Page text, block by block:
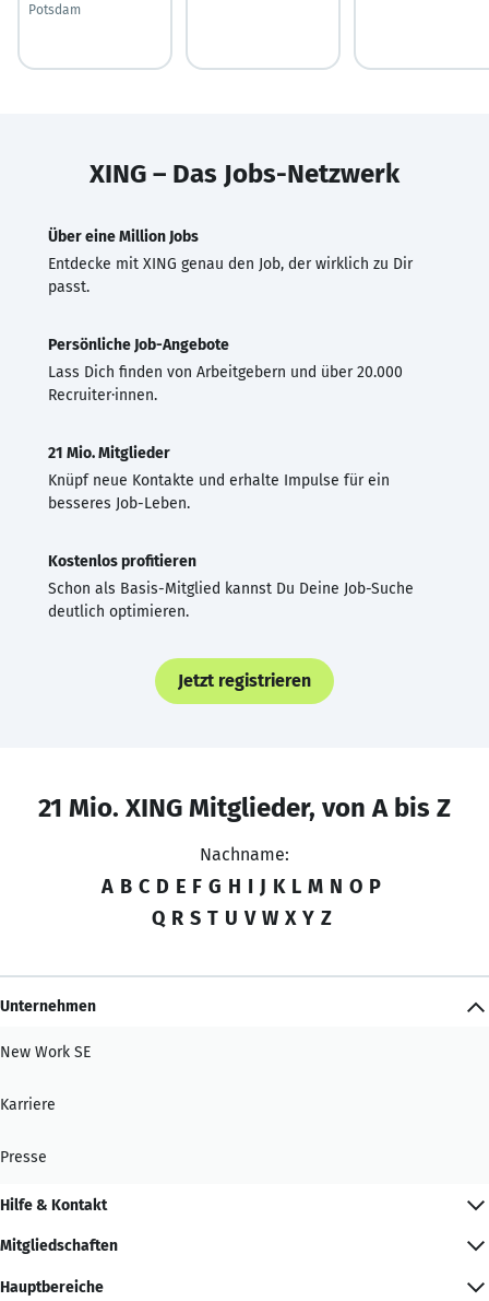
Potsdam
XING – Das Jobs-Netzwerk
Über eine Million Jobs
Entdecke mit XING genau den Job, der wirklich zu Dir
passt.
Persönliche Job-Angebote
Lass Dich finden von Arbeitgebern und über 20.000
Recruiter·innen.
21 Mio. Mitglieder
Knüpf neue Kontakte und erhalte Impulse für ein
besseres Job-Leben.
Kostenlos profitieren
Schon als Basis-Mitglied kannst Du Deine Job-Suche
deutlich optimieren.
Jetzt registrieren
21 Mio. XING Mitglieder, von A bis Z
Nachname:
A B C D E F G H I J K L M N O P
Q R S T U V W X Y Z
Unternehmen
New Work SE
Karriere
Presse
Hilfe & Kontakt
Mitgliedschaften
Hauptbereiche